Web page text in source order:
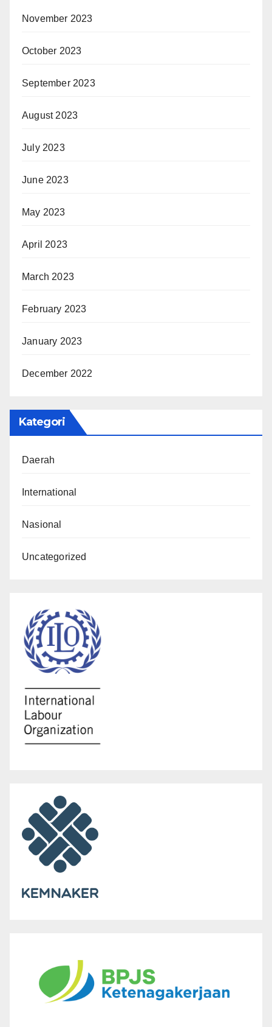
November 2023
October 2023
September 2023
August 2023
July 2023
June 2023
May 2023
April 2023
March 2023
February 2023
January 2023
December 2022
Kategori
Daerah
International
Nasional
Uncategorized